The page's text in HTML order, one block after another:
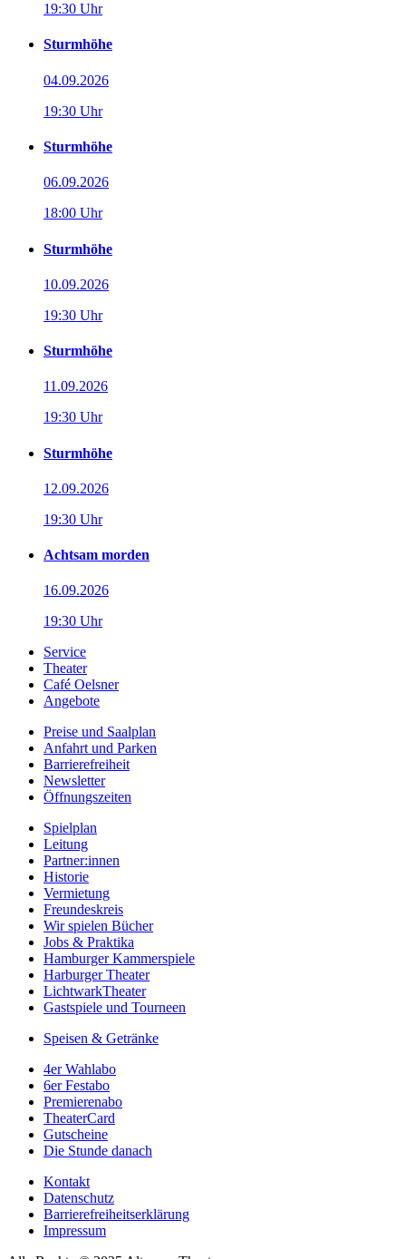
19:30 Uhr
Sturmhöhe
04.09.2026
19:30 Uhr
Sturmhöhe
06.09.2026
18:00 Uhr
Sturmhöhe
10.09.2026
19:30 Uhr
Sturmhöhe
11.09.2026
19:30 Uhr
Sturmhöhe
12.09.2026
19:30 Uhr
Achtsam morden
16.09.2026
19:30 Uhr
Service
Theater
Café Oelsner
Angebote
Preise und Saalplan
Anfahrt und Parken
Barrierefreiheit
Newsletter
Öffnungszeiten
Spielplan
Leitung
Partner:innen
Historie
Vermietung
Freundeskreis
Wir spielen Bücher
Jobs & Praktika
Hamburger Kammerspiele
Harburger Theater
LichtwarkTheater
Gastspiele und Tourneen
Speisen & Getränke
4er Wahlabo
6er Festabo
Premierenabo
TheaterCard
Gutscheine
Die Stunde danach
Kontakt
Datenschutz
Barrierefreiheitserklärung
Impressum